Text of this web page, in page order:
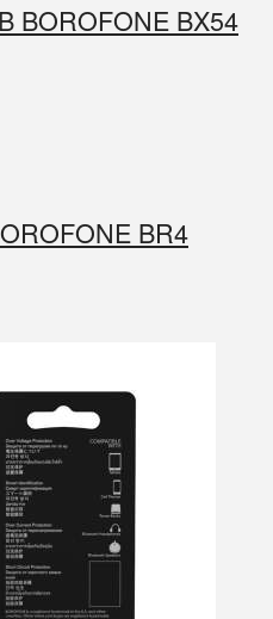
BOROFONE BX54
BR4